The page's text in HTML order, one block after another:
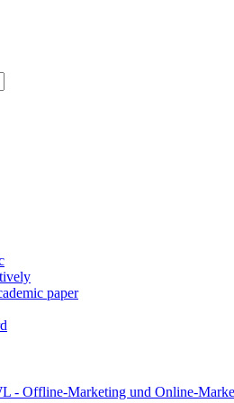
paper
- Offline-Marketing und Online-